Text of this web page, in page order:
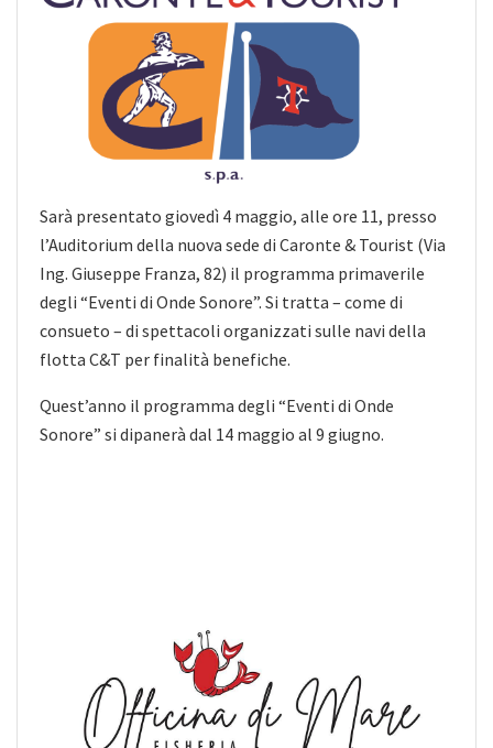
Sarà presentato giovedì 4 maggio, alle ore 11, presso
l’Auditorium della nuova sede di Caronte & Tourist (Via
Ing. Giuseppe Franza, 82) il programma primaverile
degli “Eventi di Onde Sonore”. Si tratta – come di
consueto – di spettacoli organizzati sulle navi della
flotta C&T per finalità benefiche.
Quest’anno il programma degli “Eventi di Onde
Sonore” si dipanerà dal 14 maggio al 9 giugno.